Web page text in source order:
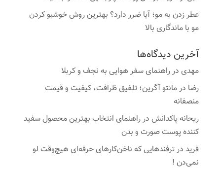
عطر زدن به مو؛ آیا ضرر دارد؟ بهترین روش خوشبو کردن
مو با ماندگاری بالا
آخرین دیدگاه‌ها
مهدیدرراهنمای سفر هوایی به نجف و کربلا
رضا درمانتو آگرین؛ تلفیق ظرافت، کیفیت و قیمت
منصفانه
ریحانه پاکدانشدرراهنمای انتخاب بهترین محصول سفید
کننده پوست صورت و بدن
فریددرترفندهایی که ناخن‌کارهای حرفه‌ای هیچ‌وقت لو
نمی‌دن !